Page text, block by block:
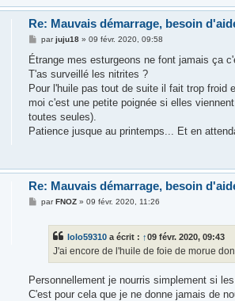
Re: Mauvais démarrage, besoin
M
s
a
g
parjuju18 »09 févr. 2020, 09:58
Étrange mes esturgeons ne font jamais ça
T'as surveillé les nitrites ?
Pour l'huile pas tout de suite il fait trop froid
moi c'est une petite poignée si elles
toutes seules).
Patience jusque au printemps... Et en
Re: Mauvais démarrage, besoin
MparFNOZ »09 févr. 2020, 11:26
lolo59310 a écrit : ↑09 févr. 2020, 09:43
J'ai encore de l'huile de foie de morue
Personnellement je nourris simplement si
C'est pour cela que je ne donne jamais de